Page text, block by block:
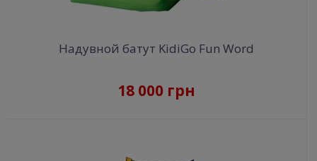
Надувной батут KidiGo Fun Word
18 000 грн